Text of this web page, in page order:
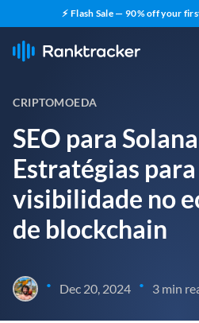
⚡ Flash Sale — 90% off your
CRIPTOMOEDA
SEO para
Estratégias
visibilidade no
de blockchain
• Dec 20, 2024 • 3 min